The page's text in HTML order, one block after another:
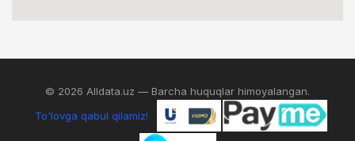
© 2026 Alldata.uz — Barcha huquqlar himoyalangan.
To'lovga qabul qilamiz!